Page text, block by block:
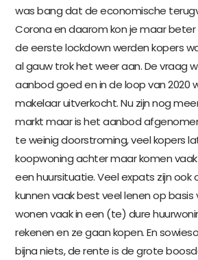
was bang dat de economische
Corona en daarom kon je maar beter
de eerste lockdown werden kopers
al gauw trok het weer aan. De vraag
aanbod goed en in de loop van 2020
makelaar uitverkocht. Nu zijn nog
markt maar is het aanbod
te weinig doorstroming, veel kopers
koopwoning achter maar komen
een huursituatie. Veel expats zijn ook
kunnen vaak best veel lenen op basis
wonen vaak in een (te) dure
rekenen en ze gaan kopen. En
bijna niets, de rente is de grote